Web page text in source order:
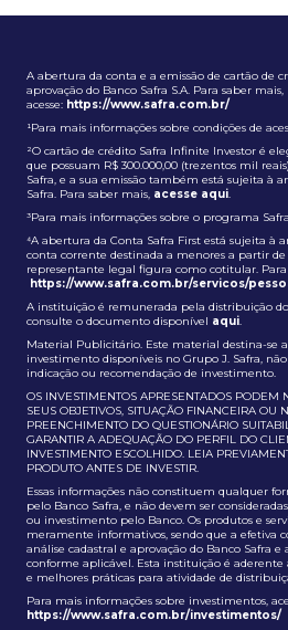
A abertura da conta e a emissão de cartão de
aprovação do Banco Safra S.A. Para saber mais,
acesse: https://www.safra.com.br/
¹Para mais informações sobre condições de
²O cartão de crédito Safra Infinite Investor é
que possuam R$ 300.000,00 (trezentos mil
Safra, e a sua emissão também está sujeita à
Safra. Para saber mais, acesse aqui.
³Para mais informações sobre o programa
⁴A abertura da Conta Safra First está sujeita à
conta corrente destinada a menores a partir
representante legal figura como cotitular. Para
https://www.safra.com.br/servicos/
A instituição é remunerada pela distribuição
consulte o documento disponível aqui.
Material Publicitário. Este material destina-se a
investimento disponíveis no Grupo J. Safra,
indicação ou recomendação de investimento.
OS INVESTIMENTOS APRESENTADOS PODEM
SEUS OBJETIVOS, SITUAÇÃO FINANCEIRA OU
PREENCHIMENTO DO QUESTIONÁRIO
GARANTIR A ADEQUAÇÃO DO PERFIL DO
INVESTIMENTO ESCOLHIDO. LEIA
PRODUTO ANTES DE INVESTIR.
Essas informações não constituem qualquer
pelo Banco Safra, e não devem ser
ou investimento pelo Banco. Os produtos e
meramente informativos, sendo que a efetiva
análise cadastral e aprovação do Banco Safra
conforme aplicável. Esta instituição é
e melhores práticas para atividade de
Para mais informações sobre investimentos,
https://www.safra.com.br/investimentos/